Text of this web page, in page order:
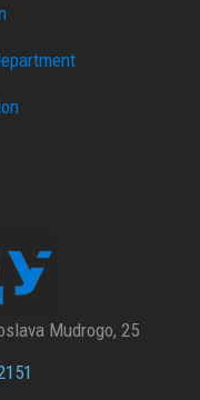
Mudrogo, 25